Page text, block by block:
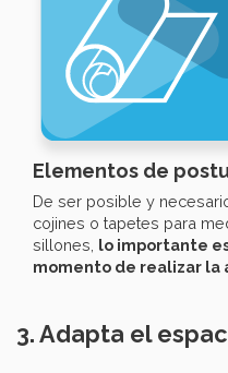
Elementos de
De ser posible y
cojines o tapetes para
sillones, lo importante
momento de realizar la
3. Adapta el